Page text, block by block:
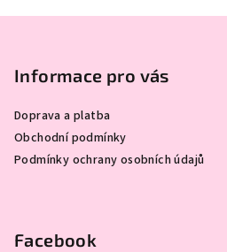
Informace pro vás
Doprava a platba
Obchodní podmínky
Podmínky ochrany osobních údajů
Facebook